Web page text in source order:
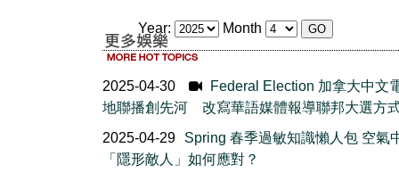
Year: Month
2025-04-30
Federal Election 加拿大中文
地聯播創先河 改寫華語媒體報導聯邦大選方
2025-04-29
Spring 春季過敏知識懶人包 空氣
「隱形敵人」如何應對？